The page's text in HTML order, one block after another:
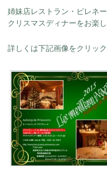
姉妹店レストラン・ピレネ
クリスマスディナーをお楽
詳しくは下記画像をクリッ